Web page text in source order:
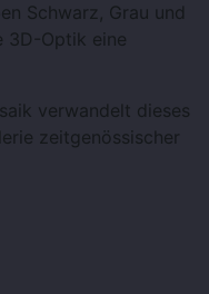
Schwarz, Grau und
3D-Optik eine
verwandelt dieses
zeitgenössischer